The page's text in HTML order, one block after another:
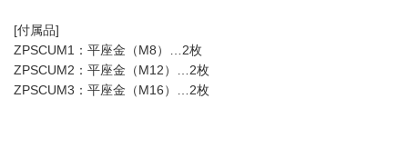
[付属品]
ZPSCUM1：平座金（M8）…2枚
ZPSCUM2：平座金（M12）…2枚
ZPSCUM3：平座金（M16）…2枚